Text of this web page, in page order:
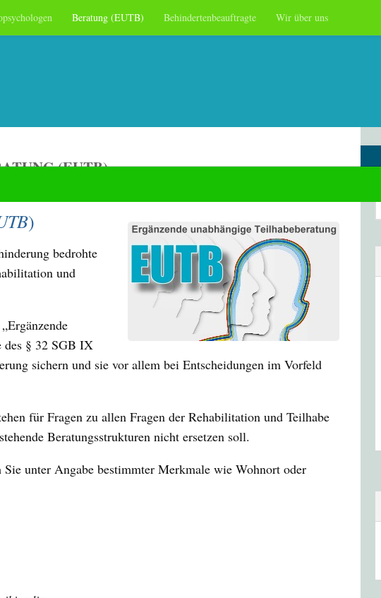
Beratung (EUTB) Behindertenbeauftragte Wir über uns
(EUTB)
)
bedrohte
und
des § 32 SGB IX
sichern und sie vor allem bei Entscheidungen im Vorfeld
für Fragen zu allen Fragen der Rehabilitation und Teilhabe
Beratungsstrukturen nicht ersetzen soll.
Sie unter Angabe bestimmter Merkmale wie Wohnort oder